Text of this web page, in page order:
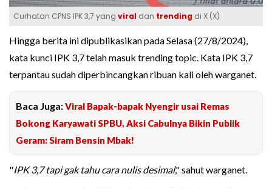
Curhatan CPNS IPK 3,7 yang viral dan trending di X (X)
Hingga berita ini dipublikasikan pada Selasa (27/8/2024),
kata kunci IPK 3,7 telah masuk trending topic. Kata IPK 3,7
terpantau sudah diperbincangkan ribuan kali oleh warganet.
Baca Juga:Viral Bapak-bapak Nyengir usai Remas
Bokong Karyawati SPBU, Aksi Cabulnya Bikin Publik
Geram: Siram Bensin Mbak!
"IPK 3,7 tapi gak tahu cara nulis desimal," sahut warganet.